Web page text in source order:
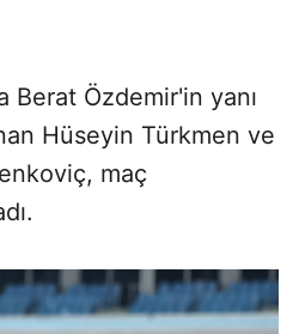
Berat Özdemir'in yanı
Hüseyin Türkmen ve
maç